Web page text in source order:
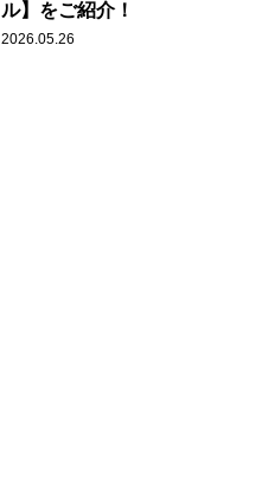
ル】をご紹介！
2026.05.26